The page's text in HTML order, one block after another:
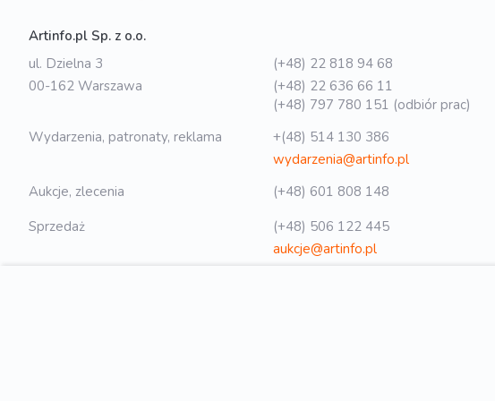
Artinfo.pl Sp. z o.o.
ul. Dzielna 3
00-162 Warszawa
(+48) 22 818 94 68
(+48) 22 636 66 11
(+48) 797 780 151 (odbiór prac)
Wydarzenia, patronaty, reklama
+(48) 514 130 386
wydarzenia@artinfo.pl
Aukcje, zlecenia
(+48) 601 808 148
Sprzedaż
(+48) 506 122 445
aukcje@artinfo.pl